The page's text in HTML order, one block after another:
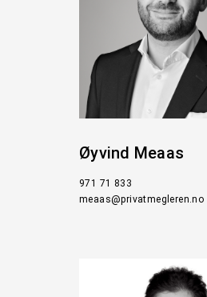
Øyvind Meaas
971 71 833
meaas@privatmegleren.no